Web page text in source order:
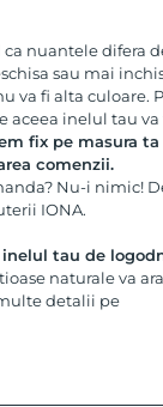
nuantele difera
sau mai
va fi alta culoare.
aceea inelul tau
fix pe masura ta
comenzii.
Nu-i nimic!
IONA.
tau de
naturale va
detalii pe